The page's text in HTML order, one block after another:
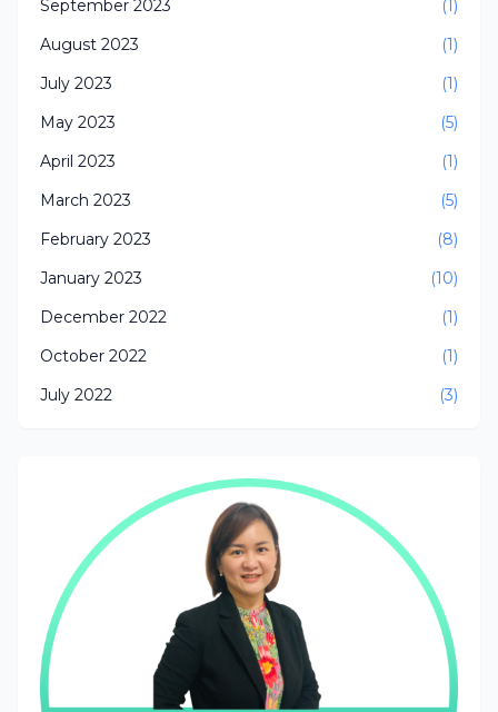
September 2023
(1)
August 2023
(1)
July 2023
(1)
May 2023
(5)
April 2023
(1)
March 2023
(5)
February 2023
(8)
January 2023
(10)
December 2022
(1)
October 2022
(1)
July 2022
(3)